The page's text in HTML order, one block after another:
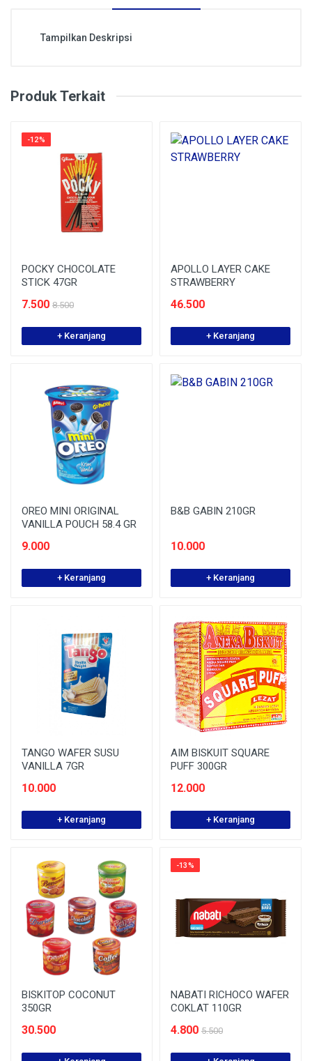
Tampilkan Deskripsi
Produk Terkait
-12%
POCKY CHOCOLATE
STICK 47GR
7.500 8.500
+ Keranjang
APOLLO LAYER CAKE
STRAWBERRY
46.500
+ Keranjang
OREO MINI ORIGINAL
VANILLA POUCH 58.4 GR
9.000
+ Keranjang
B&B GABIN 210GR
10.000
+ Keranjang
TANGO WAFER SUSU
VANILLA 7GR
10.000
+ Keranjang
AIM BISKUIT SQUARE
PUFF 300GR
12.000
+ Keranjang
BISKITOP COCONUT
350GR
30.500
-13%
NABATI RICHOCO WAFER
COKLAT 110GR
4.800 5.500